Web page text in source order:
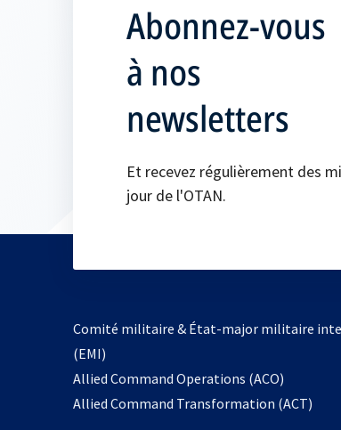
Abonnez-vous
à nos
newsletters
Et recevez régulièrement des
jour de l'OTAN.
Comité militaire & État-major militaire
(EMI)
Allied Command Operations (ACO)
dans
Allied Command Transformation (ACT)